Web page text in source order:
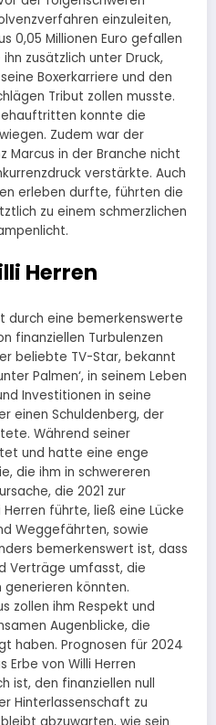
einzuleiten,
0,05 Millionen Euro gefallen
zusätzlich unter Druck,
Boxerkarriere und den
Tribut zollen musste.
konnte die
Zudem war der
Marcus in der Branche nicht
verstärkte. Auch
erleben durfte, führten die
zu einem schmerzlichen
Herren
durch eine bemerkenswerte
finanziellen Turbulenzen
beliebte TV-Star, bekannt
Palmen‘, in seinem Leben
Investitionen in seine
einen Schuldenberg, der
Während seiner
und hatte eine enge
die ihm in schwereren
die 2021 zur
führte, ließ eine Lücke
Weggefährten, sowie
bemerkenswert ist, dass
Verträge umfasst, die
generieren könnten.
zollen ihm Respekt und
Augenblicke, die
haben. Prognosen für 2024
Erbe von Willi Herren
ist, den finanziellen null
Hinterlassenschaft zu